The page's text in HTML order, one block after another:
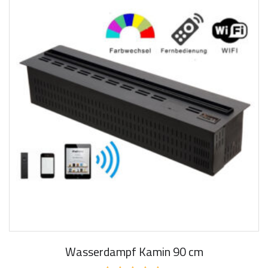
Wasserdampf Kamin 90 cm